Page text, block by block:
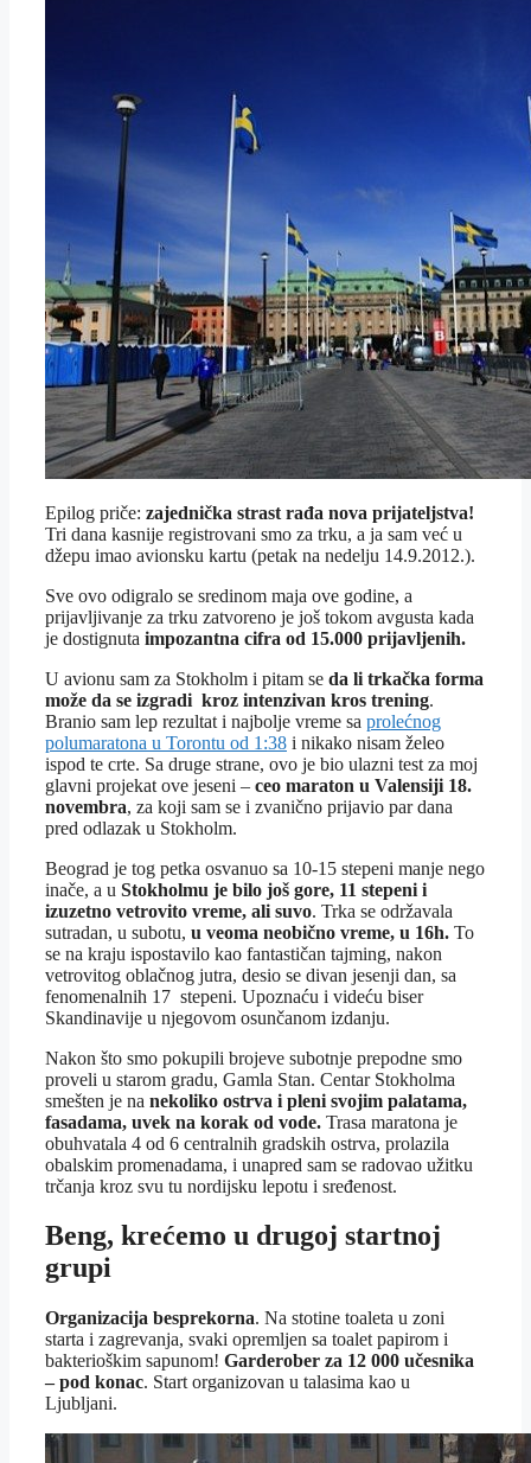
Epilog priče: zajednička strast rađa nova prijateljstva!
Tri dana kasnije registrovani smo za trku, a ja sam već u
džepu imao avionsku kartu (petak na nedelju 14.9.2012.).
Sve ovo odigralo se sredinom maja ove godine, a
prijavljivanje za trku zatvoreno je još tokom avgusta kada
je dostignuta impozantna cifra od 15.000 prijavljenih.
U avionu sam za Stokholm i pitam se da li trkačka forma
može da se izgradi kroz intenzivan kros trening.
Branio sam lep rezultat i najbolje vreme sa prolećnog
polumaratona u Torontu od 1:38 i nikako nisam želeo
ispod te crte. Sa druge strane, ovo je bio ulazni test za moj
glavni projekat ove jeseni – ceo maraton u Valensiji 18.
novembra, za koji sam se i zvanično prijavio par dana
pred odlazak u Stokholm.
Beograd je tog petka osvanuo sa 10-15 stepeni manje nego
inače, a u Stokholmu je bilo još gore, 11 stepeni i
izuzetno vetrovito vreme, ali suvo. Trka se održavala
sutradan, u subotu, u veoma neobično vreme, u 16h. To
se na kraju ispostavilo kao fantastičan tajming, nakon
vetrovitog oblačnog jutra, desio se divan jesenji dan, sa
fenomenalnih 17 stepeni. Upoznaću i videću biser
Skandinavije u njegovom osunčanom izdanju.
Nakon što smo pokupili brojeve subotnje prepodne smo
proveli u starom gradu, Gamla Stan. Centar Stokholma
smešten je na nekoliko ostrva i pleni svojim palatama,
fasadama, uvek na korak od vode. Trasa maratona je
obuhvatala 4 od 6 centralnih gradskih ostrva, prolazila
obalskim promenadama, i unapred sam se radovao užitku
trčanja kroz svu tu nordijsku lepotu i sređenost.
Beng, krećemo u drugoj startnoj
grupi
Organizacija besprekorna. Na stotine toaleta u zoni
starta i zagrevanja, svaki opremljen sa toalet papirom i
bakterioškim sapunom! Garderober za 12 000 učesnika
– pod konac. Start organizovan u talasima kao u
Ljubljani.